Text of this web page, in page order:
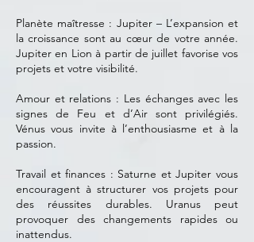
Planète maîtresse : Jupiter – L’expansion et
la croissance sont au cœur de votre année.
Jupiter en Lion à partir de juillet favorise vos
projets et votre visibilité.
Amour et relations : Les échanges avec les
signes de Feu et d’Air sont privilégiés.
Vénus vous invite à l’enthousiasme et à la
passion.
Travail et finances : Saturne et Jupiter vous
encouragent à structurer vos projets pour
des réussites durables. Uranus peut
provoquer des changements rapides ou
inattendus.